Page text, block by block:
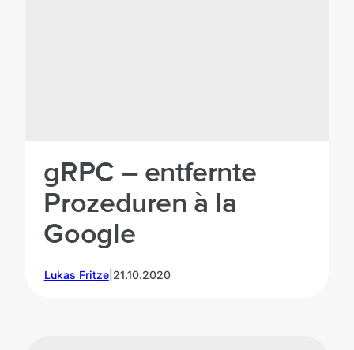
gRPC – entfernte
Prozeduren à la
Google
Lukas Fritze| 21.10.2020